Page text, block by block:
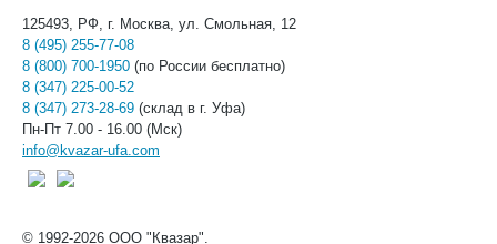
125493, РФ, г. Москва, ул. Смольная, 12
8 (495) 255-77-08
8 (800) 700-1950 (по России бесплатно)
8 (347) 225-00-52
8 (347) 273-28-69 (склад в г. Уфа)
Пн-Пт 7.00 - 16.00 (Мск)
info@kvazar-ufa.com
© 1992-2026 ООО "Квазар".